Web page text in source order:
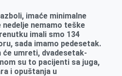
imaće minimalne
nedelje nemamo teške
imali smo 134
sada imamo pedesetak.
umreti, dvadesetak-
su to pacijenti sa juga,
i opuštanja u